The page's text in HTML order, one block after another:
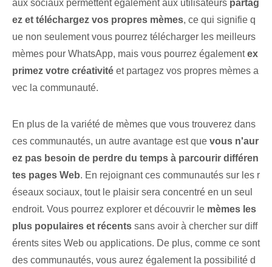
aux sociaux permettent également aux utilisateurs partag
ez et téléchargez vos propres mèmes, ce qui signifie q
ue non seulement vous pourrez télécharger les meilleurs
mèmes pour WhatsApp, mais vous pourrez égalementex
primez votre créativité et partagez vos propres mèmes a
vec la communauté.
En plus de la variété de mèmes que vous trouverez dans
ces communautés, un autre avantage est que vous n'aur
ez pas besoin de perdre du temps à parcourir différen
tes pages Web. En rejoignant ces communautés sur les r
éseaux sociaux, tout le plaisir sera concentré en un seul
endroit. Vous pourrez explorer et découvrir le mèmes les
plus populaires et récents sans avoir à chercher sur diff
érents sites Web ou applications. De plus, comme ce sont
des communautés, vous aurez également la possibilité d